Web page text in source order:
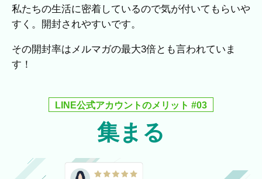
私たちの生活に密着しているので気が付いてもらいや
すく。開封されやすいです。
その開封率はメルマガの最大3倍とも言われていま
す！
LINE公式アカウントのメリット #03
集まる